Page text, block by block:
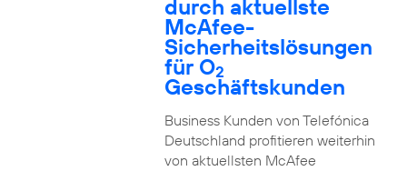
durch aktuellste
McAfee-
Sicherheitslösungen
für O2
Geschäftskunden
Business Kunden von Telefónica
Deutschland profitieren weiterhin
von aktuellsten McAfee